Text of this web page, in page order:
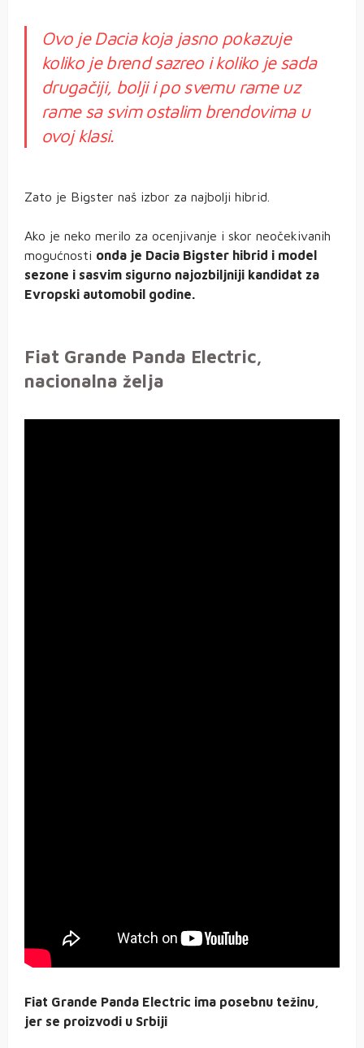
Ovo je Dacia koja jasno pokazuje
koliko je brend sazreo i koliko je sada
drugačiji, bolji i po svemu rame uz
rame sa svim ostalim brendovima u
ovoj klasi.
Zato je Bigster naš izbor za najbolji hibrid.
Ako je neko merilo za ocenjivanje i skor neočekivanih
mogućnosti onda je Dacia Bigster hibrid i model
sezone i sasvim sigurno najozbiljniji kandidat za
Evropski automobil godine.
Fiat Grande Panda Electric,
nacionalna želja
Fiat Grande Panda Electric ima posebnu težinu,
jer se proizvodi u Srbiji